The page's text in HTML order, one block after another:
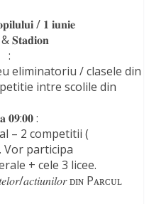
/ 𝟏 𝐢𝐮𝐧𝐢𝐞
𝐒𝐭𝐚𝐝𝐢𝐨𝐧
:
eliminatoriu / clasele din
intre scolile din
𝟎𝟗:𝟎𝟎 :
– 2 competitii (
Vor participa
+ cele 3 licee.
𝑎𝑐𝑡𝑖𝑢𝑛𝑖𝑙𝑜𝑟 ᴅɪɴ Pᴀʀᴄᴜʟ